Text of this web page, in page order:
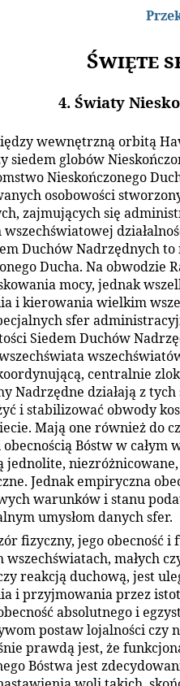
Święte
4. Światy
wewnętrzną orbitą
siedem globów
Nieskończonego
osobowości
zajmujących się
Duchów Nadrzędnych
Ducha. Na obwodzie
mocy, jednak
i kierowania wielkim
sfer
Siedem Duchów
centralnie
Nadrzędne działają z
i stabilizować obwody
Mają one również do
Bóstw w całym
jednolite,
Jednak empiryczna
warunków i stanu
umysłom danych sfer.
fizyczny, jego obecność
wszechświatach, małych
reakcją duchową, jest
i przyjmowania przez
absolutnego i
postaw lojalności czy
prawdą jest, że
Bóstwa jest